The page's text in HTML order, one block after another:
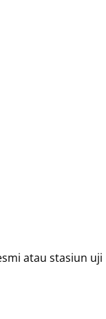
atau stasiun uji